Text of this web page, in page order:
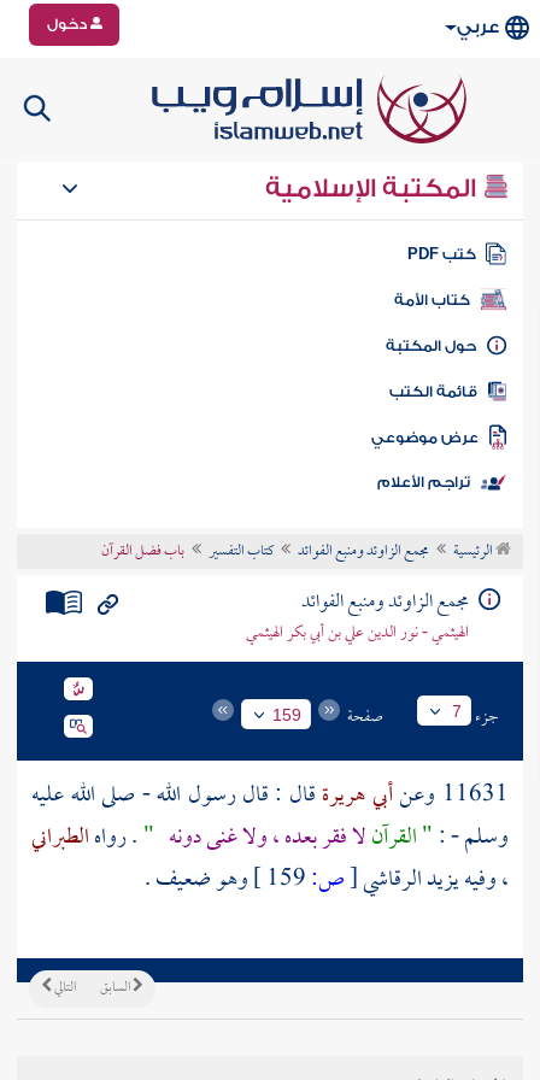
عربي دخول
المكتبة الإسلامية
كتب PDF
كتاب الأمة
المكتبة
الكتب
موضوعي
تراجم الأعلام
الرئيسية مجمع الزاوئد ومنبع الفوائد كتاب التفسير باب فضل القرآن
مجمع الزاوئد ومنبع الفوائد
الهيثمي - نور الدين علي بن أبي بكر الهيثمي
جزء 7 صفحة 159
11631 وعن أبي هريرةقال : قال رسول الله - صلى الله عليه
وسلم - :" القرآنلا فقر بعده ، ولا غنى دونه ". رواهالطبراني
، وفيهيزيد الرقاشي[ص: وهو ضعيف .
التالي السابق